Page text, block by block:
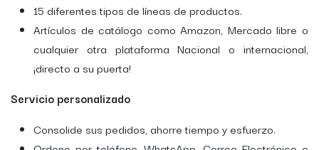
15 diferentes tipos de líneas de productos.
Artículos de catálogo como Amazon, Mercado libre o
cualquier otra plataforma Nacional o internacional,
¡directo a su puerta!
Servicio personalizado
Consolide sus pedidos, ahorre tiempo y esfuerzo.